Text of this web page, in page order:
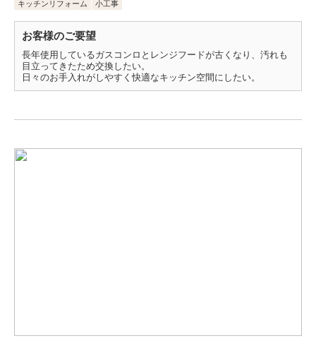
キッチンリフォーム 小工事
お客様のご要望
長年使用しているガスコンロとレンジフードが古くなり、汚れも
目立ってきたため交換したい。
日々のお手入れがしやすく快適なキッチン空間にしたい。